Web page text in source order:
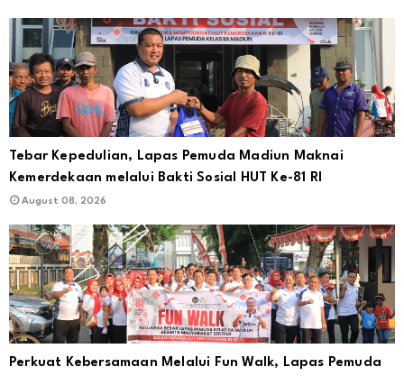
Tebar Kepedulian, Lapas Pemuda Madiun Maknai
Kemerdekaan melalui Bakti Sosial HUT Ke-81 RI
August 08, 2026
Perkuat Kebersamaan Melalui Fun Walk, Lapas Pemuda